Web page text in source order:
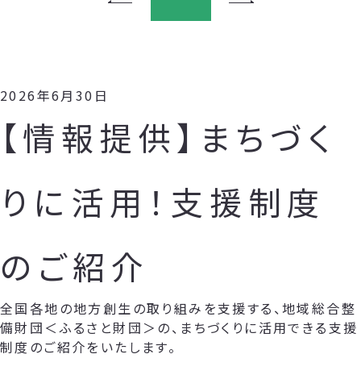
2026年6月30日
【情報提供】まちづく
りに活用！支援制度
のご紹介
全国各地の地方創生の取り組みを支援する、地域総合整
備財団＜ふるさと財団＞の、まちづくりに活用できる支援
制度のご紹介をいたします。